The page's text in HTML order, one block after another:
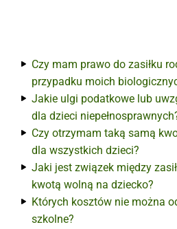
Czy mam prawo do zasiłku
przypadku moich
Jakie ulgi podatkowe lub
dla dzieci
Czy otrzymam taką samą
dla wszystkich dzieci?
Jaki jest związek między
kwotą wolną na dziecko?
Których kosztów nie można
szkolne?